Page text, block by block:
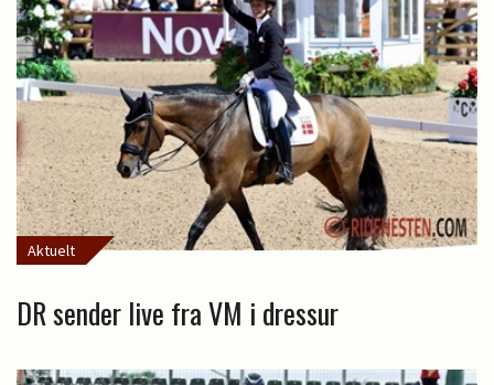
Aktuelt
DR sender live fra VM i dressur